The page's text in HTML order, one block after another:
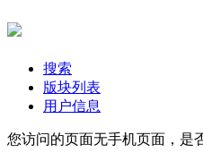
搜索
版块列表
用户信息
您访问的页面无手机页面，是